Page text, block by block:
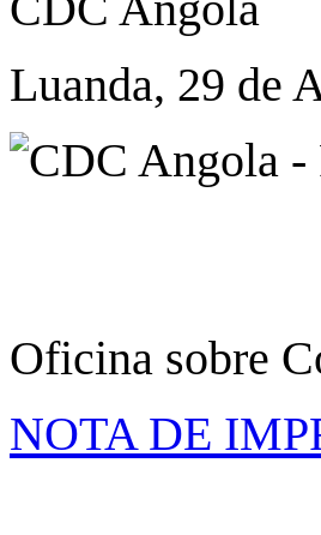
Luanda, 29 de
Oficina sobre
NOTA DE